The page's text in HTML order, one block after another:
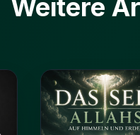
Weitere